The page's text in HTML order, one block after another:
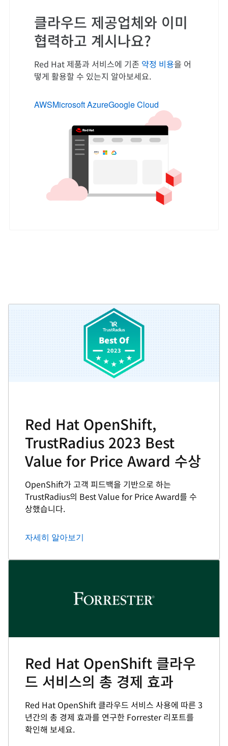
클라우드 제공업체와 이미
협력하고 계시나요?
Red Hat 제품과 서비스에 기존 약정 비용을 어
떻게 활용할 수 있는지 알아보세요.
AWSMicrosoft AzureGoogle Cloud
Red Hat OpenShift,
TrustRadius 2023 Best
Value for Price Award 수상
OpenShift가 고객 피드백을 기반으로 하는
TrustRadius의 Best Value for Price Award를 수
상했습니다.
자세히 알아보기
Red Hat OpenShift 클라우
드 서비스의 총 경제 효과
Red Hat OpenShift 클라우드 서비스 사용에 따른 3
년간의 총 경제 효과를 연구한 Forrester 리포트를
확인해 보세요.